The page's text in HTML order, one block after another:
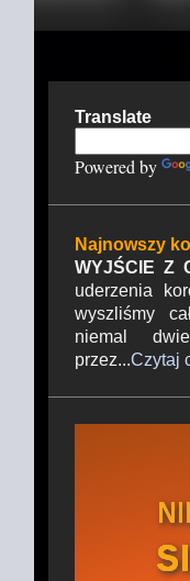
Translate
Powered by
Najnowszy
WYJŚCIE Z
uderzenia
wyszliśmy
niemal
przez...Czytaj